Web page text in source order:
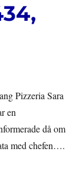
Pizzeria Sara
en
då om
med chefen….